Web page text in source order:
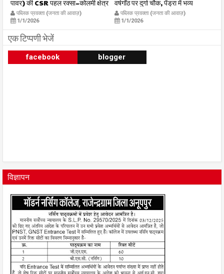
पावर) की CSR पहल रक्सा–कोलमी क्षेत्र
में चलित अस्पताल एम्बुलेंस सेवा का
शुभारंभ publicpravakta.com
पब्लिक प्रवक्ता (जनता की आवाज़)
1/1/2026
वर्षगाँठ पर दुर्गा चौक, पेंड्रा में भव्य
महाआरती सम्पन्न
publicpravakta.com
पब्लिक प्रवक्ता (जनता की आवाज़)
1/1/2026
एक टिप्पणी भेजें
facebook blogger
विज्ञापन